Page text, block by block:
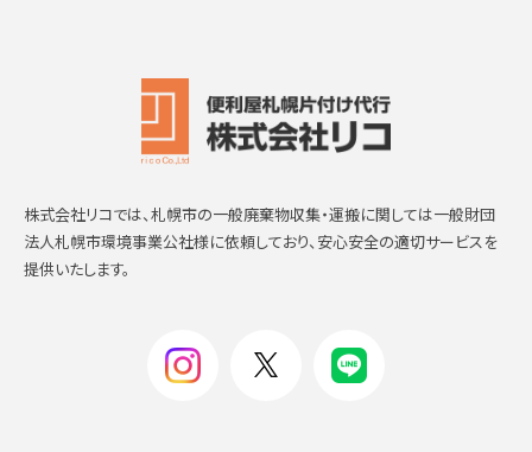
株式会社リコでは、札幌市の一般廃棄物収集・運搬に関しては一般財団
法人札幌市環境事業公社様に依頼しており、安心安全の適切サービスを
提供いたします。